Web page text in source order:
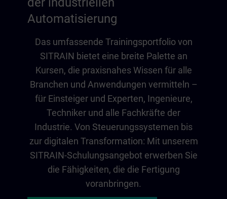
Automatisierung
Das umfassende Trainingsportfolio von
SITRAIN bietet eine breite Palette an
Kursen, die praxisnahes Wissen für alle
Branchen und Anwendungen vermitteln –
für Einsteiger und Experten, Ingenieure,
Techniker und alle Fachkräfte der
Industrie. Von Steuerungssystemen bis
zur digitalen Transformation: Mit unserem
SITRAIN-Schulungsangebot erwerben Sie
die Fähigkeiten, die die Fertigung
voranbringen.